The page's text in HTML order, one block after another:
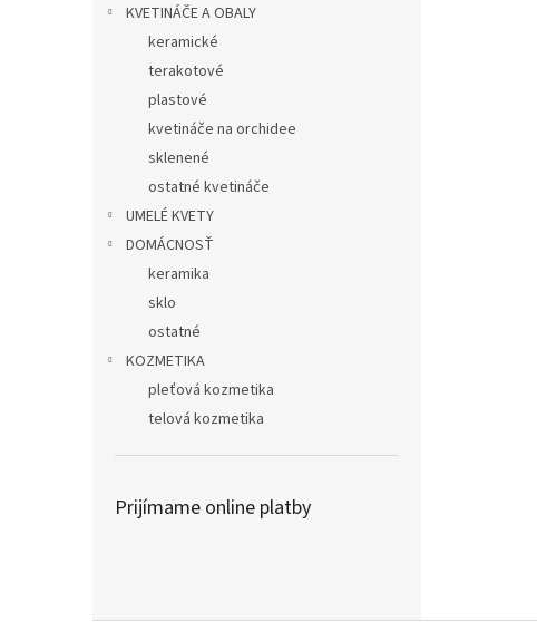
KVETINÁČE A OBALY
keramické
terakotové
plastové
kvetináče na orchidee
sklenené
ostatné kvetináče
UMELÉ KVETY
DOMÁCNOSŤ
keramika
sklo
ostatné
KOZMETIKA
pleťová kozmetika
telová kozmetika
Prijímame online platby